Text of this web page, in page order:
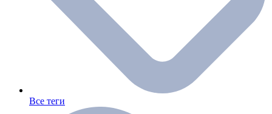
Все теги